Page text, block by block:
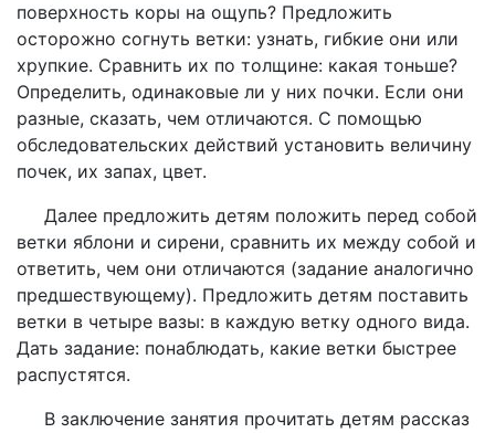
поверхность коры на ощупь? Предложить
осторожно согнуть ветки: узнать, гибкие они или
хрупкие. Сравнить их по толщине: какая тоньше?
Определить, одинаковые ли у них почки. Если они
разные, сказать, чем отличаются. С помощью
обследовательских действий установить величину
почек, их запах, цвет.
Далее предложить детям положить перед собой
ветки яблони и сирени, сравнить их между собой и
ответить, чем они отличаются (задание аналогично
предшествующему). Предложить детям поставить
ветки в четыре вазы: в каждую ветку одного вида.
Дать задание: понаблюдать, какие ветки быстрее
распустятся.
В заключение занятия прочитать детям рассказ